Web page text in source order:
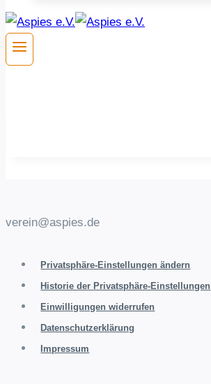
verein@aspies.de
Privatsphäre-Einstellungen ändern
Historie der Privatsphäre-Einstellungen
Einwilligungen widerrufen
Datenschutzerklärung
Impressum